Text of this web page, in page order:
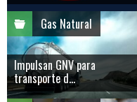
Gas Natural
Impulsan GNV para
transporte d...